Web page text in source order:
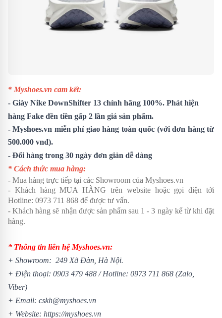
* Myshoes.vn cam kết:
- Giày Nike DownShifter 13 chính hãng 100%. Phát hiện
hàng Fake đền tiền gấp 2 lần giá sản phẩm.
- Myshoes.vn miễn phí giao hàng toàn quốc (với đơn hàng từ
500.000 vnđ).
- Đổi hàng trong 30 ngày đơn giản dễ dàng
* Cách thức mua hàng:
- Mua hàng trực tiếp tại các Showroom của Myshoes.vn
- Khách hàng MUA HÀNG trên website hoặc gọi điện tới
Hotline: 0973 711 868 để được tư vấn.
- Khách hàng sẽ nhận được sản phẩm sau 1 - 3 ngày kể từ khi đặt
hàng.
* Thông tin liên hệ Myshoes.vn:
+ Showroom: 249 Xã Đàn, Hà Nội.
+ Điện thoại: 0903 479 488 /Hotline: 0973 711 868 (Zalo,
Viber)
+ Email: cskh@myshoes.vn
+ Website: https://myshoes.vn